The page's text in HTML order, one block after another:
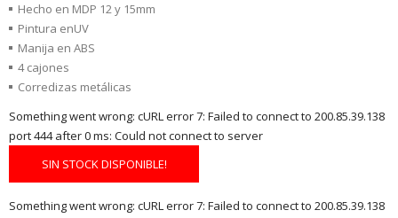
Hecho en MDP 12 y 15mm
Pintura enUV
Manija en ABS
4 cajones
Corredizas metálicas
Something went wrong: cURL error 7: Failed to connect to 200.85.39.138
port 444 after 0 ms: Could not connect to server
SIN STOCK DISPONIBLE!
Something went wrong: cURL error 7: Failed to connect to 200.85.39.138